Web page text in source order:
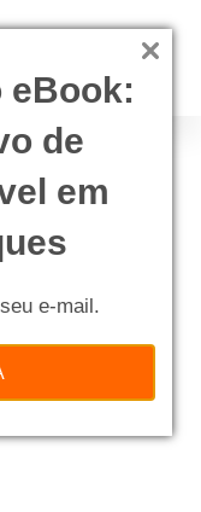
eBook:
de
em
e-mail.
a